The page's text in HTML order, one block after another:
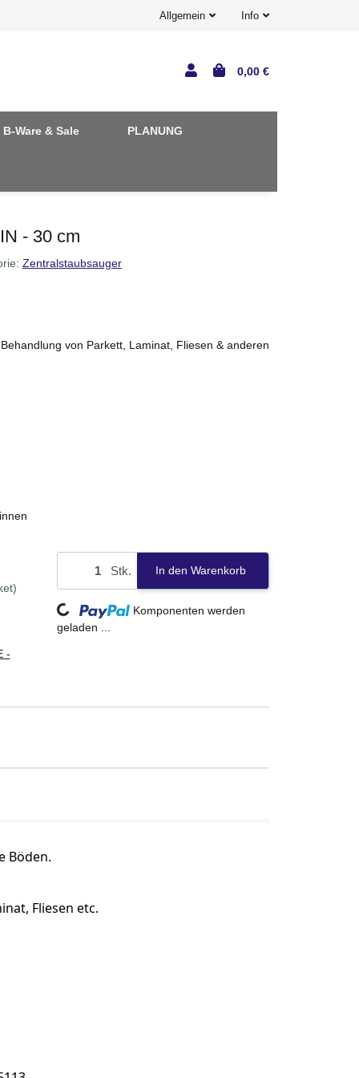
Allgemein Info
0,00 €
B-Ware & Sale PLANUNG
- 30 cm
Zentralstaubsauger
von Parkett, Laminat, Fliesen & anderen
-
Stk. In den Warenkorb
Loading...
Komponenten werden
geladen ...
Böden.
Fliesen etc.